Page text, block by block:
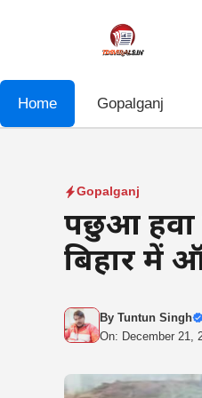
Home Gopalganj
Gopalganj
पछुआ हवा
बिहार में
By Tuntun Singh
On: December 21,